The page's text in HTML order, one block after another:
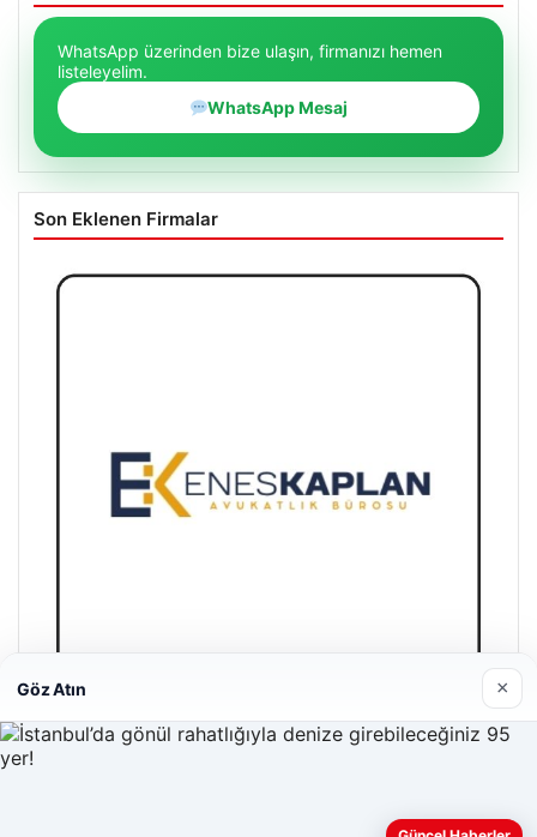
WhatsApp üzerinden bize ulaşın, firmanızı hemen
listeleyelim.
WhatsApp Mesaj
Son Eklenen Firmalar
Enes Kaplan Avukatlık Bürosu
Göz Atın ×